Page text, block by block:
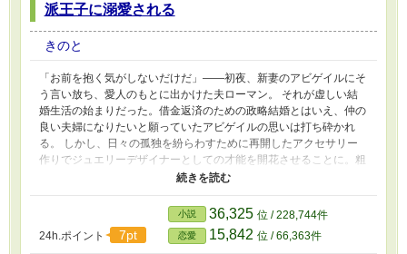
派王子に溺愛される
きのと
「お前を抱く気がしないだけだ」――初夜、新妻のアビゲイルにそ
う言い放ち、愛人のもとに出かけた夫ローマン。 それが虚しい結
婚生活の始まりだった。借金返済のための政略結婚とはいえ、仲の
良い夫婦になりたいと願っていたアビゲイルの思いは打ち砕かれ
る。 しかし、日々の孤独を紛らわすために再開したアクセサリー
作りでジュエリーデザイナーとしての才能を開花させることに。粗
暴な夫との離婚、そして第二王子エリオットと運命の出会いをする
が……？
24h.ポイント 7pt
小説 36,325 位 / 228,744件
恋愛 15,842 位 / 66,363件